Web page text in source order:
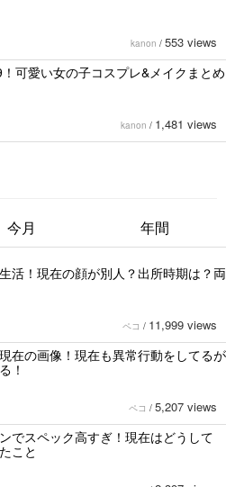
kanon / 553 views
可愛い女の子コスプレ&メイクまとめ
kanon / 1,481 views
今月 年間
活！現在の顔が別人？出所時期は？両
ペコ / 11,999 views
在の画像！現在も異常行動をしてるが
！
ペコ / 5,207 views
でスペック高すぎ！現在はどうして
こと